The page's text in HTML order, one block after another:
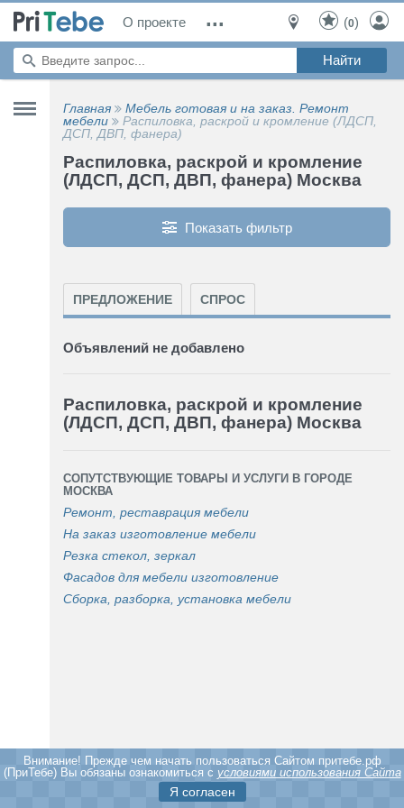
О проекте ... (0)
Главная
Мебель готовая и на заказ. Ремонт
мебели
Распиловка, раскрой и кромление (ЛДСП,
ДСП, ДВП, фанера)
Распиловка, раскрой и кромление
(ЛДСП, ДСП, ДВП, фанера) Москва
Показать фильтр
ПРЕДЛОЖЕНИЕ СПРОС
Объявлений не добавлено
Распиловка, раскрой и кромление
(ЛДСП, ДСП, ДВП, фанера) Москва
СОПУТСТВУЮЩИЕ ТОВАРЫ И УСЛУГИ В ГОРОДЕ
МОСКВА
Ремонт, реставрация мебели
На заказ изготовление мебели
Резка стекол, зеркал
Фасадов для мебели изготовление
Сборка, разборка, установка мебели
Внимание! Прежде чем начать пользоваться Cайтом притебе.рф
(ПриТебе) Вы обязаны ознакомиться с условиями использования Сайта
Я согласен